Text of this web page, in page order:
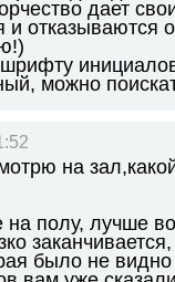
дает
отказываются
шрифту
можно
на
на полу, лучше
было не видно